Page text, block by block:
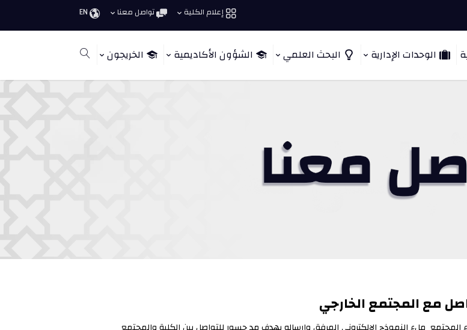
إعلام الكلية تواصل معنا EN
الوحدات الإدارية البحث العلمي الشؤون الأكاديمية الخريجون
مع المجتمع الخارجي